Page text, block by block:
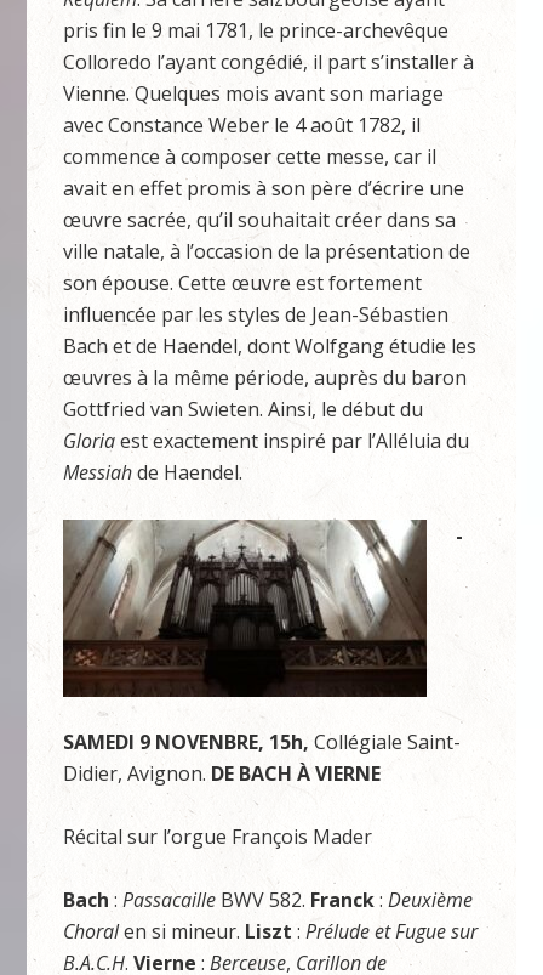
pris fin le 9 mai 1781, le prince-archevêque
Colloredo l’ayant congédié, il part s’installer à
Vienne. Quelques mois avant son mariage
avec Constance Weber le 4 août 1782, il
commence à composer cette messe, car il
avait en effet promis à son père d’écrire une
œuvre sacrée, qu’il souhaitait créer dans sa
ville natale, à l’occasion de la présentation de
son épouse. Cette œuvre est fortement
influencée par les styles de Jean-Sébastien
Bach et de Haendel, dont Wolfgang étudie les
œuvres à la même période, auprès du baron
Gottfried van Swieten. Ainsi, le début du
Gloriaest exactement inspiré par l’Alléluia du
Messiahde Haendel.
-
SAMEDI 9 NOVENBRE, 15h,Collégiale Saint-
Didier, Avignon. DE BACH À VIERNE
Récital sur l’orgue François Mader
Bach :Passacaille BWV 582. Franck:Deuxième
Choralen si mineur. Liszt :Prélude et Fugue sur
B.A.C.H.Vierne :Berceuse, Carillon de